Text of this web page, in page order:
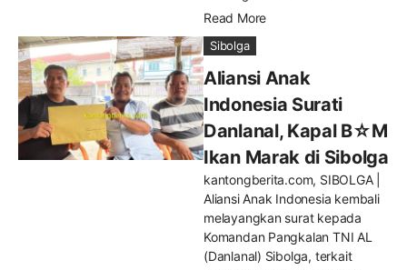
Read More
Sibolga
Aliansi Anak
Indonesia Surati
Danlanal, Kapal B☆M
Ikan Marak di Sibolga
kantongberita.com, SIBOLGA |
Aliansi Anak Indonesia kembali
melayangkan surat kepada
Komandan Pangkalan TNI AL
(Danlanal) Sibolga, terkait